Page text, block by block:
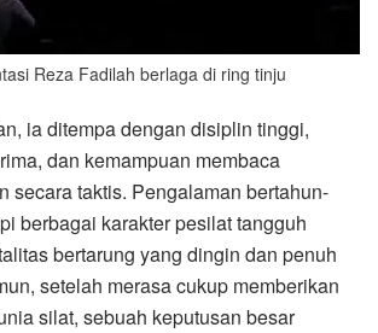
Reza Fadilah berlaga di ring tinju
ia ditempa dengan disiplin tinggi,
dan kemampuan membaca
secara taktis. Pengalaman bertahun-
berbagai karakter pesilat tangguh
bertarung yang dingin dan penuh
setelah merasa cukup memberikan
silat, sebuah keputusan besar